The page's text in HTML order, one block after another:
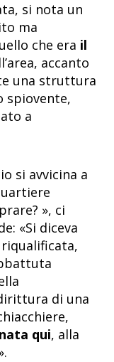
si nota un
ma
che era il
accanto
una struttura
spiovente,
a
si avvicina a
», ci
«Si diceva
di una
qui, alla